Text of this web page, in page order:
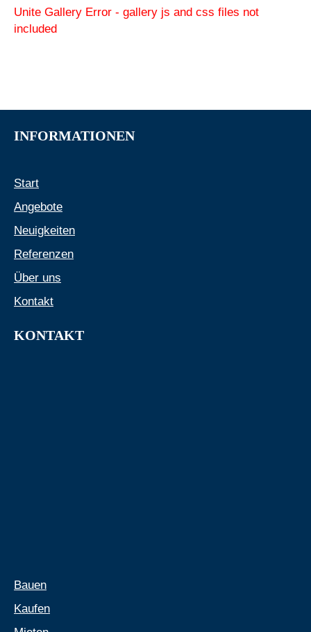
Unite Gallery Error - gallery js and css files not
included
INFORMATIONEN
Start
Angebote
Neuigkeiten
Referenzen
Über uns
Kontakt
KONTAKT
Bauen
Kaufen